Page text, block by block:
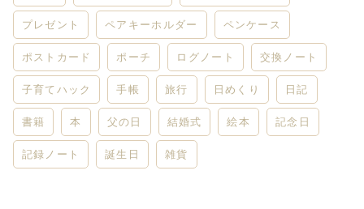
プレゼント ペアキーホルダー ペンケース
ポストカード ポーチ ログノート 交換ノート
子育てハック 手帳 旅行 日めくり 日記
書籍 本 父の日 結婚式 絵本 記念日
記録ノート 誕生日 雑貨